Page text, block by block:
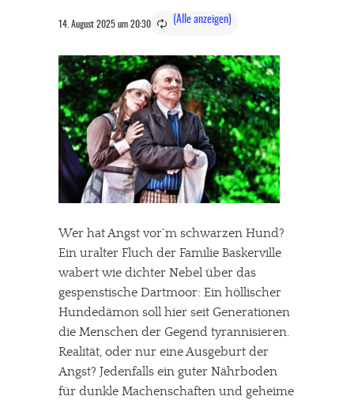
14. August 2025 um 20:30
Wer hat Angst vor`m schwarzen Hund?
Ein uralter Fluch der Familie Baskerville
wabert wie dichter Nebel über das
gespenstische Dartmoor: Ein höllischer
Hundedämon soll hier seit Generationen
die Menschen der Gegend tyrannisieren.
Realität, oder nur eine Ausgeburt der
Angst? Jedenfalls ein guter Nährboden
für dunkle Machenschaften und geheime